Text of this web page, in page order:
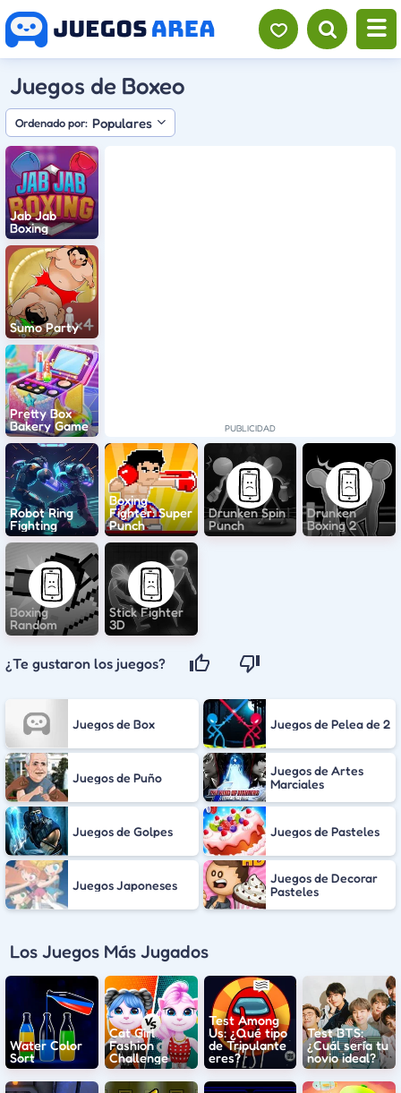
Juegos de Boxeo
Ordenado por: Populares
Jab Jab
Boxing
Sumo Party
Pretty Box
Bakery Game
Robot Ring
Fighting
Boxing
Fighter: Super
Punch
Drunken Spin
Punch
Drunken
Boxing 2
Boxing
Random
Stick Fighter
3D
¿Te gustaron los juegos?
Juegos de Box Juegos de Pelea de 2
Juegos de Puño
Juegos de Artes
Marciales
Juegos de Golpes Juegos de Pasteles
Juegos Japoneses
Juegos de Decorar
Pasteles
Los Juegos Más Jugados
Water Color
Sort
Cat Girl
Fashion
Challenge
Test Among
Us: ¿Qué tipo
de Tripulante
eres?
Test BTS:
¿Cuál sería tu
novio ideal?